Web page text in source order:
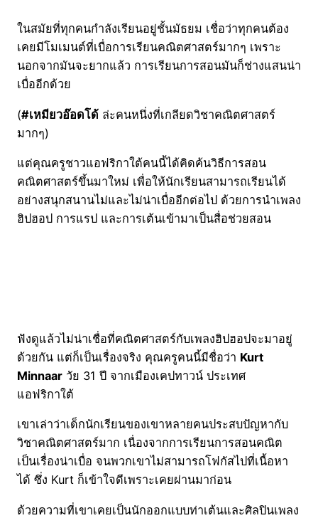
ในสมัยที่ทุกคนกำลังเรียนอยู่ชั้นมัธยม เชื่อว่าทุกคนต้อง
เคยมีโมเมนต์ที่เบื่อการเรียนคณิตศาสตร์มากๆ เพราะ
นอกจากมันจะยากแล้ว การเรียนการสอนมันก็ช่างแสนน่า
เบื่ออีกด้วย
(#เหมียวอ๊อดโด้ ล่ะคนหนึ่งที่เกลียดวิชาคณิตศาสตร์
มากๆ)
แต่คุณครูชาวแอฟริกาใต้คนนี้ได้คิดค้นวิธีการสอน
คณิตศาสตร์ขึ้นมาใหม่ เพื่อให้นักเรียนสามารถเรียนได้
อย่างสนุกสนานไม่และไม่น่าเบื่ออีกต่อไป ด้วยการนำเพลง
ฮิปฮอป การแรป และการเต้นเข้ามาเป็นสื่อช่วยสอน
ฟังดูแล้วไม่น่าเชื่อที่คณิตศาสตร์กับเพลงฮิปฮอปจะมาอยู่
ด้วยกัน แต่ก็เป็นเรื่องจริง คุณครูคนนี้มีชื่อว่า Kurt
Minnaar วัย 31 ปี จากเมืองเคปทาวน์ ประเทศ
แอฟริกาใต้
เขาเล่าว่าเด็กนักเรียนของเขาหลายคนประสบปัญหากับ
วิชาคณิตศาสตร์มาก เนื่องจากการเรียนการสอนคณิต
เป็นเรื่องน่าเบื่อ จนพวกเขาไม่สามารถโฟกัสไปที่เนื้อหา
ได้ ซึ่ง Kurt ก็เข้าใจดีเพราะเคยผ่านมาก่อน
ด้วยความที่เขาเคยเป็นนักออกแบบท่าเต้นและศิลปินเพลง